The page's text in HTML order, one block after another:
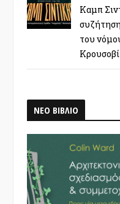
Καμπ
του
ΝΕΟ ΒΙΒΛΙΟ